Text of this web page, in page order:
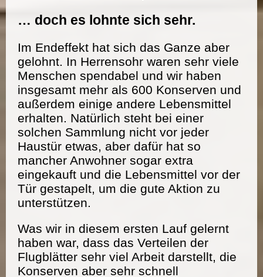
… doch es lohnte sich sehr.
Im Endeffekt hat sich das Ganze aber
gelohnt. In Herrensohr waren sehr viele
Menschen spendabel und wir haben
insgesamt mehr als 600 Konserven und
außerdem einige andere Lebensmittel
erhalten. Natürlich steht bei einer
solchen Sammlung nicht vor jeder
Haustür etwas, aber dafür hat so
mancher Anwohner sogar extra
eingekauft und die Lebensmittel vor der
Tür gestapelt, um die gute Aktion zu
unterstützen.
Was wir in diesem ersten Lauf gelernt
haben war, dass das Verteilen der
Flugblätter sehr viel Arbeit darstellt, die
Konserven aber sehr schnell